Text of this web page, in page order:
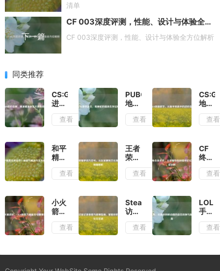
清单
下一篇
CF 003深度评测，性能、设计与体验全方位解析
CF 003深度评测，性能、设计与体验全方位解析
同类推荐
CS:GO
进阶
指
南，
的五
大核
查看
PUBG
地铁
逃
生，
猎场
生存
查看
地图
教
学，
高手
的进
查看
和平
精英
没有
与解
决方
解析
查看
王者
荣耀
罗百
万符
家梗
到文
象的
破圈
查看
CF
终身
会员
耀特
权到
记忆
的深
析
查看
小火
箭战
队，
CSGO
能否
查看
Steam
访客
记录
查看
南，
查看
LOL
手
游，
从端
端的
查看